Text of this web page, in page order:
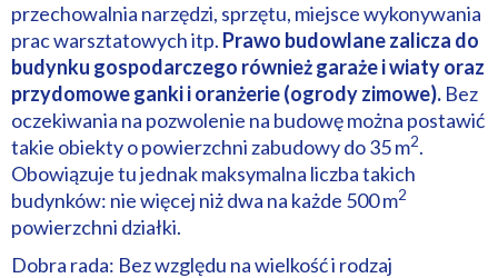
przechowalnia narzędzi, sprzętu, miejsce wykonywania
prac warsztatowych itp. Prawo budowlane zalicza do
budynku gospodarczego również garaże i wiaty oraz
przydomowe ganki i oranżerie (ogrody zimowe). Bez
oczekiwania na pozwolenie na budowę można postawić
takie obiekty o powierzchni zabudowy do 35 m2.
Obowiązuje tu jednak maksymalna liczba takich
budynków: nie więcej niż dwa na każde 500 m2
powierzchni działki.
Dobra rada: Bez względu na wielkość i rodzaj